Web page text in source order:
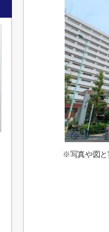
※写真や図と